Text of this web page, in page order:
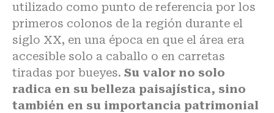
utilizado como punto de referencia por los
primeros colonos de la región durante el
siglo XX, en una época en que el área era
accesible solo a caballo o en carretas
tiradas por bueyes. Su valor no solo
radica en su belleza paisajística, sino
también en su importancia patrimonial